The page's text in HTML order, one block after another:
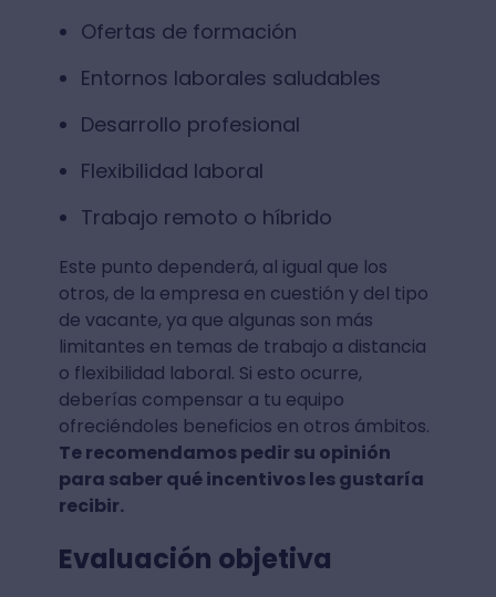
Ofertas de formación
Entornos laborales saludables
Desarrollo profesional
Flexibilidad laboral
Trabajo remoto o híbrido
Este punto dependerá, al igual que los
otros, de la empresa en cuestión y del tipo
de vacante, ya que algunas son más
limitantes en temas de trabajo a distancia
o flexibilidad laboral. Si esto ocurre,
deberías compensar a tu equipo
ofreciéndoles beneficios en otros ámbitos.
Te recomendamos pedir su opinión
para saber qué incentivos les gustaría
recibir.
Evaluación objetiva